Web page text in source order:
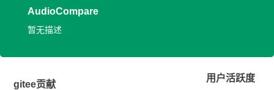
AudioCompare
暂无描述
gitee贡献
用户活跃度